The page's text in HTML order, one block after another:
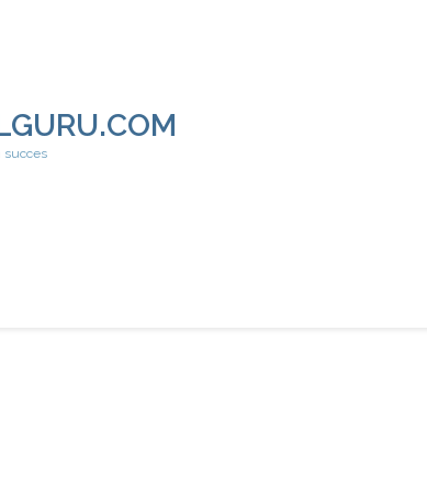
succes